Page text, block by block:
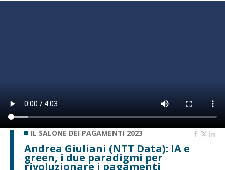
IL SALONE DEI PAGAMENTI 2023
Andrea Giuliani (NTT Data): IA e
green, i due paradigmi per
rivoluzionare i pagamenti